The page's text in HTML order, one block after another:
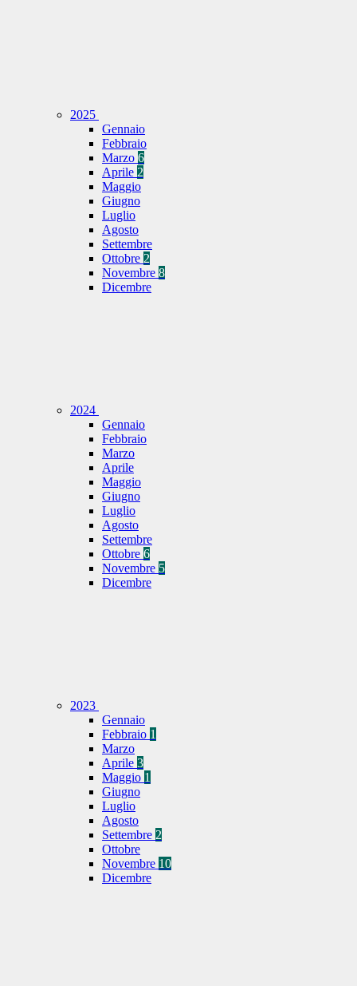
2025
Gennaio
Febbraio
Marzo 6
Aprile 2
Maggio
Giugno
Luglio
Agosto
Settembre
Ottobre 2
Novembre 8
Dicembre
2024
Gennaio
Febbraio
Marzo
Aprile
Maggio
Giugno
Luglio
Agosto
Settembre
Ottobre 6
Novembre 5
Dicembre
2023
Gennaio
Febbraio 1
Marzo
Aprile 3
Maggio 1
Giugno
Luglio
Agosto
Settembre 2
Ottobre
Novembre 10
Dicembre